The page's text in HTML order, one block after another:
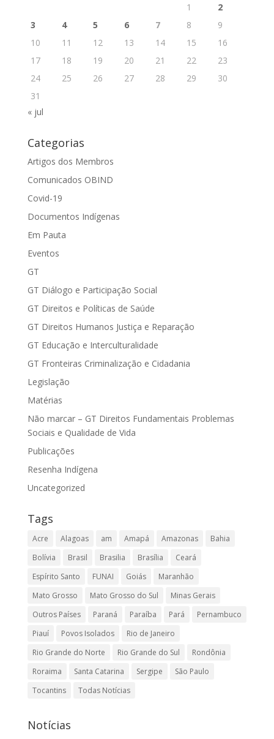
1
2
3
4 5 6 7 8
9
10
11 12 13 14 15
16
17
18 19 20 21 22
23
24
25 26 27 28 29
30
31
« jul
Categorias
Artigos dos Membros
Comunicados OBIND
Covid-19
Documentos Indígenas
Em Pauta
Eventos
GT
GT Diálogo e Participação Social
GT Direitos e Políticas de Saúde
GT Direitos Humanos Justiça e Reparação
GT Educação e Interculturalidade
GT Fronteiras Criminalização e Cidadania
Legislação
Matérias
Não marcar – GT Direitos Fundamentais Problemas
Sociais e Qualidade de Vida
Publicações
Resenha Indígena
Uncategorized
Tags
Acre Alagoas am Amapá Amazonas
Bahia
Bolívia
Brasil Brasilia Brasília
Ceará
Espírito Santo
FUNAI Goiás
Maranhão
Mato Grosso
Mato Grosso do Sul
Minas Gerais
Outros Países
Paraná Paraíba Pará
Pernambuco
Piauí
Povos Isolados
Rio de Janeiro
Rio Grande do Norte
Rio Grande do Sul
Rondônia
Roraima
Santa Catarina Sergipe
São Paulo
Tocantins
Todas Notícias
Notícias